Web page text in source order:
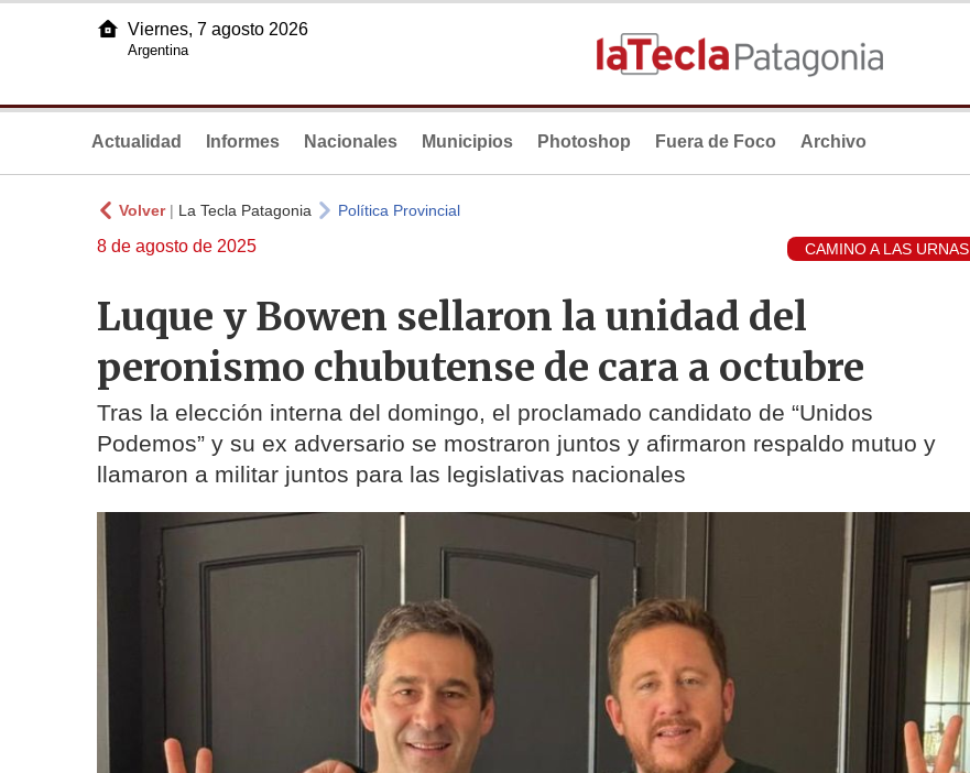
Viernes, 7 agosto 2026
Argentina
Actualidad Informes Nacionales Municipios Photoshop Fuera de Foco Archivo
Volver| La Tecla Patagonia Política Provincial
8 de agosto de 2025 CAMINO A LAS URNAS
Luque y Bowen sellaron la unidad del
peronismo chubutense de cara a octubre
Tras la elección interna del domingo, el proclamado candidato de “Unidos
Podemos” y su ex adversario se mostraron juntos y afirmaron respaldo mutuo y
llamaron a militar juntos para las legislativas nacionales